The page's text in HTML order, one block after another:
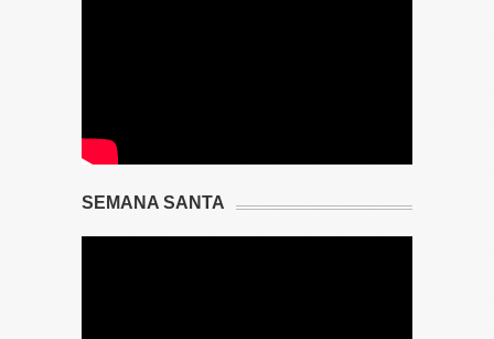
SEMANA SANTA